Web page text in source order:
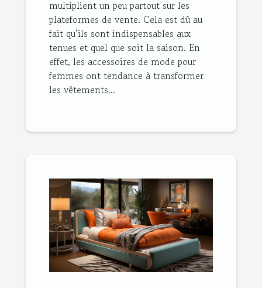
multiplient un peu partout sur les
plateformes de vente. Cela est dû au
fait qu’ils sont indispensables aux
tenues et quel que soit la saison. En
effet, les accessoires de mode pour
femmes ont tendance à transformer
les vêtements...